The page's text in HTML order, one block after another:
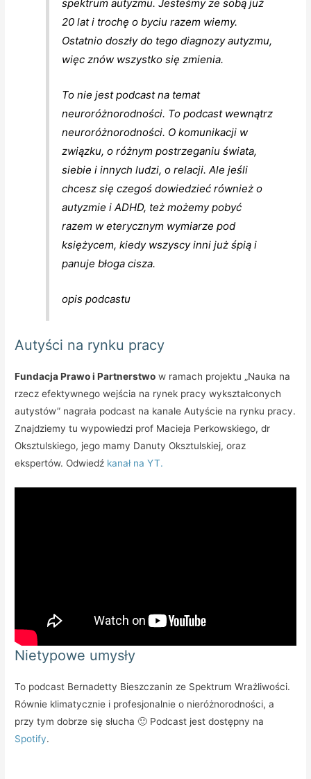
spektrum autyzmu. Jesteśmy ze sobą już
20 lat i trochę o byciu razem wiemy.
Ostatnio doszły do tego diagnozy autyzmu,
więc znów wszystko się zmienia.
To nie jest podcast na temat
neuroróżnorodności. To podcast wewnątrz
neuroróżnorodności. O komunikacji w
związku, o różnym postrzeganiu świata,
siebie i innych ludzi, o relacji. Ale jeśli
chcesz się czegoś dowiedzieć również o
autyzmie i ADHD, też możemy pobyć
razem w eterycznym wymiarze pod
księżycem, kiedy wszyscy inni już śpią i
panuje błoga cisza.
opis podcastu
Autyści na rynku pracy
Fundacja Prawo i Partnerstwo w ramach projektu „Nauka na
rzecz efektywnego wejścia na rynek pracy wykształconych
autystów” nagrała podcast na kanale Autyście na rynku pracy.
Znajdziemy tu wypowiedzi prof Macieja Perkowskiego, dr
Oksztulskiego, jego mamy Danuty Oksztulskiej, oraz
ekspertów. Odwiedź kanał na YT.
Nietypowe umysły
To podcast Bernadetty Bieszczanin ze Spektrum Wrażliwości.
Równie klimatycznie i profesjonalnie o nieróżnorodności, a
przy tym dobrze się słucha 🙂 Podcast jest dostępny na
Spotify.